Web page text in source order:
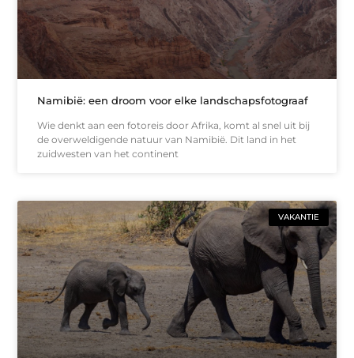
Namibië: een droom voor elke landschapsfotograaf
Wie denkt aan een fotoreis door Afrika, komt al snel uit bij
de overweldigende natuur van Namibië. Dit land in het
zuidwesten van het continent
VAKANTIE